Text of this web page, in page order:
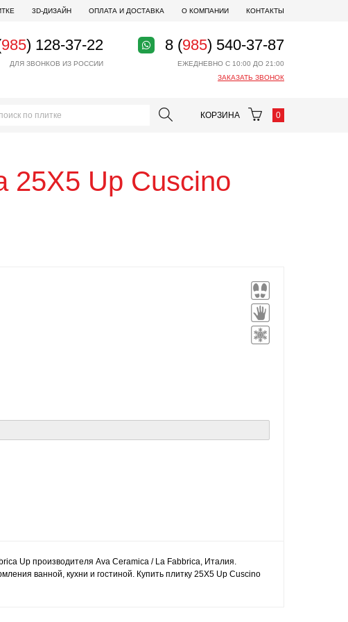
3D-ДИЗАЙН ОПЛАТА И ДОСТАВКА О КОМПАНИИ КОНТАКТЫ
985) 128-37-22
ДЛЯ ЗВОНКОВ ИЗ РОССИИ
8 (985) 540-37-87
ЕЖЕДНЕВНО С 10:00 ДО 21:00
ЗАКАЗАТЬ ЗВОНОК
КОРЗИНА 0
25X5 Up Cuscino
Up производителя Ava Ceramica / La Fabbrica, Италия.
ванной, кухни и гостиной. Купить плитку 25X5 Up Cuscino